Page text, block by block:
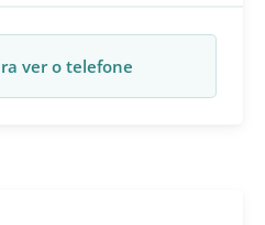
ver o telefone